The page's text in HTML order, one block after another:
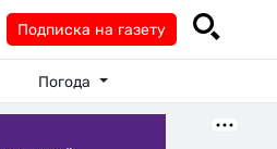
Подписка на газету
Погода